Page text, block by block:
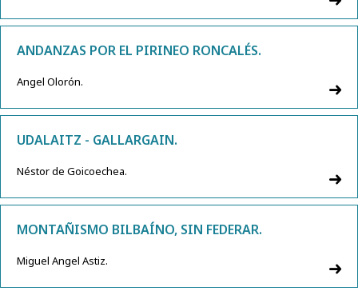
ANDANZAS POR EL PIRINEO RONCALÉS.
Angel Olorón.
UDALAITZ - GALLARGAIN.
Néstor de Goicoechea.
MONTAÑISMO BILBAÍNO, SIN FEDERAR.
Miguel Angel Astiz.